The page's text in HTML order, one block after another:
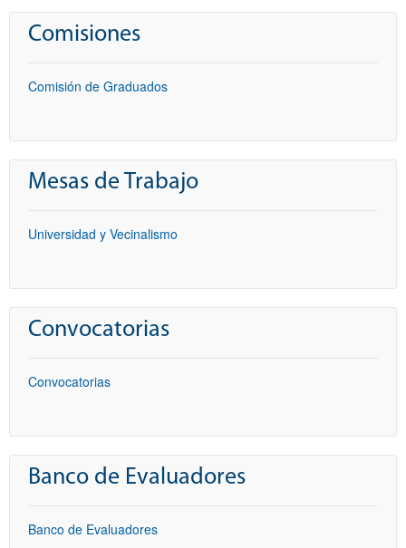
Comisiones
Comisión de Graduados
Mesas de Trabajo
Universidad y Vecinalismo
Convocatorias
Convocatorias
Banco de Evaluadores
Banco de Evaluadores